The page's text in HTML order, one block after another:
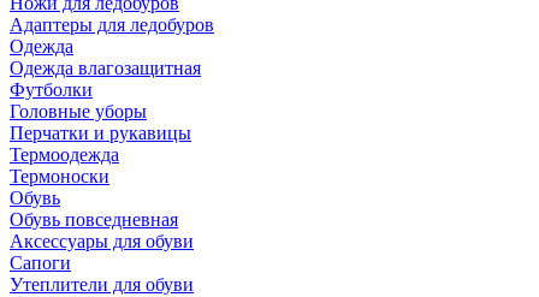
Адаптеры для ледобуров
Одежда
Одежда влагозащитная
Футболки
Головные уборы
Перчатки и рукавицы
Термоодежда
Термоноски
Обувь
Обувь повседневная
Аксессуары для обуви
Сапоги
Утеплители для обуви